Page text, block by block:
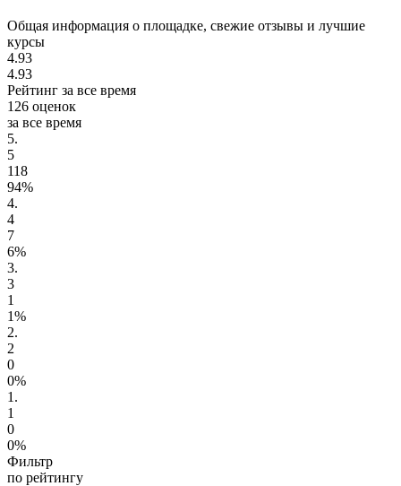
Общая информация о площадке, свежие отзывы и лучшие
курсы
4.93
4.93
Рейтинг за все время
126 оценок
за все время
5.
5
118
94%
4.
4
7
6%
3.
3
1
1%
2.
2
0
0%
1.
1
0
0%
Фильтр
по рейтингу